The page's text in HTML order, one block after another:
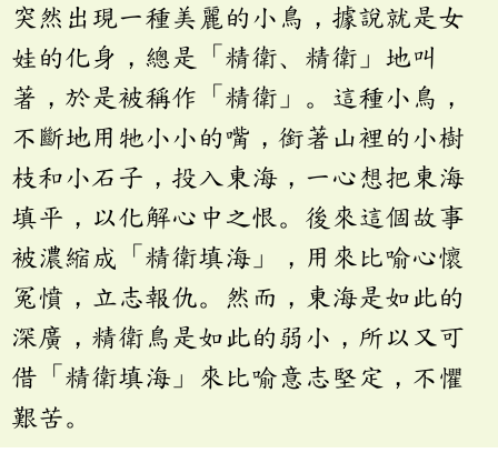
突然出現一種美麗的小鳥，據說就是女
娃的化身，總是「精衛、精衛」地叫
著，於是被稱作「精衛」。這種小鳥，
不斷地用牠小小的嘴，銜著山裡的小樹
枝和小石子，投入東海，一心想把東海
填平，以化解心中之恨。後來這個故事
被濃縮成「精衛填海」，用來比喻心懷
冤憤，立志報仇。然而，東海是如此的
深廣，精衛鳥是如此的弱小，所以又可
借「精衛填海」來比喻意志堅定，不懼
艱苦。